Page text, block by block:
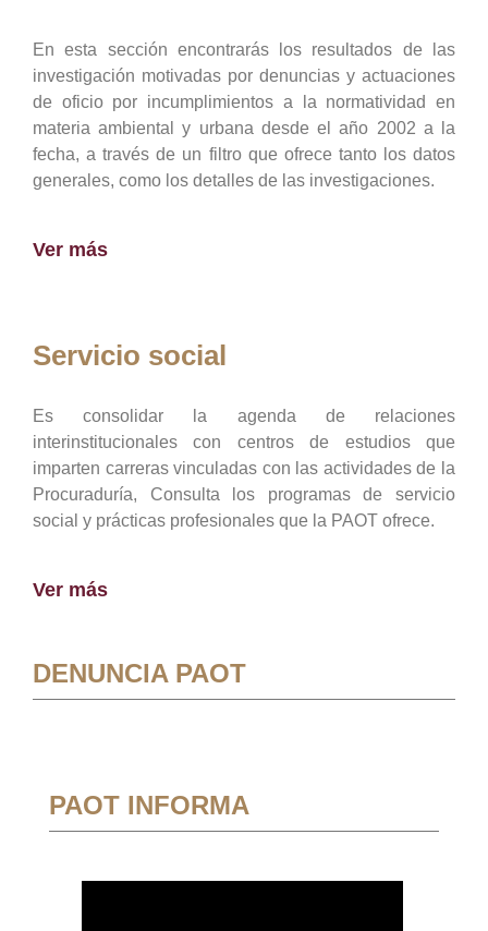
En esta sección encontrarás los resultados de las
investigación motivadas por denuncias y actuaciones
de oficio por incumplimientos a la normatividad en
materia ambiental y urbana desde el año 2002 a la
fecha, a través de un filtro que ofrece tanto los datos
generales, como los detalles de las investigaciones.
Ver más
Servicio social
Es consolidar la agenda de relaciones
interinstitucionales con centros de estudios que
imparten carreras vinculadas con las actividades de la
Procuraduría, Consulta los programas de servicio
social y prácticas profesionales que la PAOT ofrece.
Ver más
DENUNCIA PAOT
PAOT INFORMA